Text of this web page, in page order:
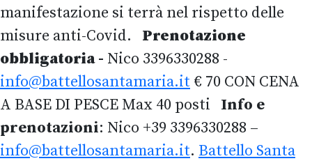
manifestazione si terrà nel rispetto delle
misure anti-Covid. Prenotazione
obbligatoria- Nico 3396330288 -
info@battellosantamaria.it € 70 CON CENA
A BASE DI PESCE Max 40 posti Info e
prenotazioni: Nico +39 3396330288 –
info@battellosantamaria.it. Battello Santa